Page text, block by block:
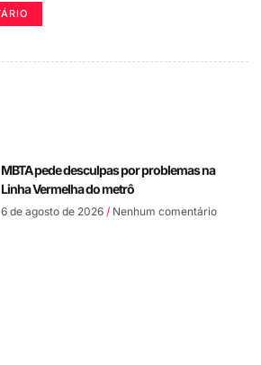
MBTA pede desculpas por problemas na
Linha Vermelha do metrô
6 de agosto de 2026 Nenhum comentário